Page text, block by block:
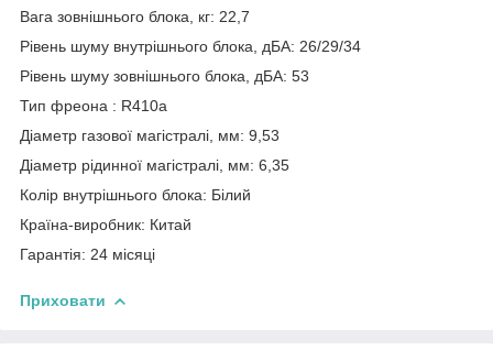
Вага зовнішнього блока, кг: 22,7
Рівень шуму внутрішнього блока, дБА: 26/29/34
Рівень шуму зовнішнього блока, дБА: 53
Тип фреона : R410a
Діаметр газової магістралі, мм: 9,53
Діаметр рідинної магістралі, мм: 6,35
Колір внутрішнього блока: Білий
Країна-виробник: Китай
Гарантія: 24 місяці
Приховати